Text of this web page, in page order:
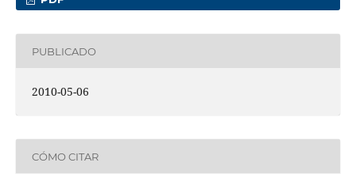
PUBLICADO
2010-05-06
CÓMO CITAR